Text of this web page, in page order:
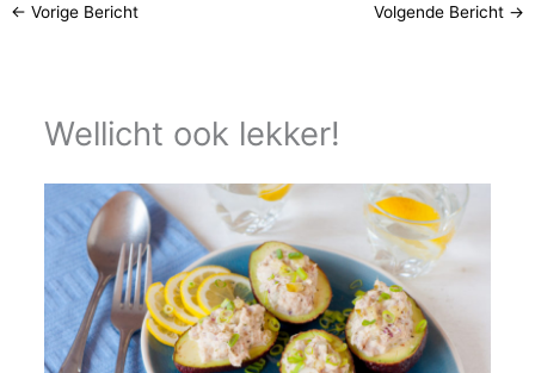
← Vorige Bericht Volgende Bericht →
Wellicht ook lekker!